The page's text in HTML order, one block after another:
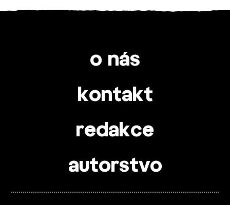
o nás
kontakt
redakce
autorstvo